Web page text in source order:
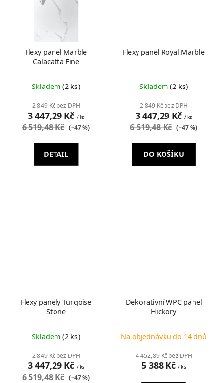
Flexy panel Marble
Calacatta Fine
Skladem(2 ks)
2 849 Kč bez DPH
3 447,29 Kč / ks
6 519,48 Kč (–47 %)
DETAIL
Flexy panel Royal Marble
Skladem(2 ks)
2 849 Kč bez DPH
3 447,29 Kč / ks
6 519,48 Kč (–47 %)
DO KOŠÍKU
Flexy panely Turqoise
Stone
Skladem(2 ks)
2 849 Kč bez DPH
3 447,29 Kč / ks
6 519,48 Kč (–47 %)
Dekorativní WPC panel
Hickory
Na objednávku do 14 dnů
4 452,89 Kč bez DPH
5 388 Kč/ ks